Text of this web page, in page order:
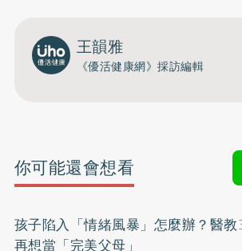
王韻雅
《優活健康網》採訪編輯
你可能還會想看
孩子陷入「情緒風暴」怎麼辦？醫
再想當「完美父母」